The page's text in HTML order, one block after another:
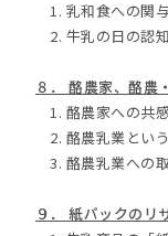
1. 乳和食への関
2. 牛乳の日の認知
８． 酪農家、酪農
1. 酪農家への共
2. 酪農乳業とい
3. 酪農乳業への
９． 紙パックのリ